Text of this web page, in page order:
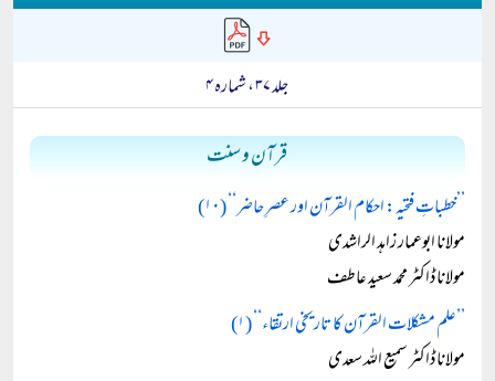
جلد ۳۷ ، شمارہ ۴
قرآن و سنت
’’خطباتِ فتحیہ: احکام القرآن اور عصرِ حاضر‘‘ (۱۰)
مولانا ابوعمار زاہد الراشدی
مولانا ڈاکٹر محمد سعید عاطف
’’علم مشکلات القرآن کا تاریخی ارتقاء‘‘ (۱)
مولانا ڈاکٹر سمیع اللہ سعدی